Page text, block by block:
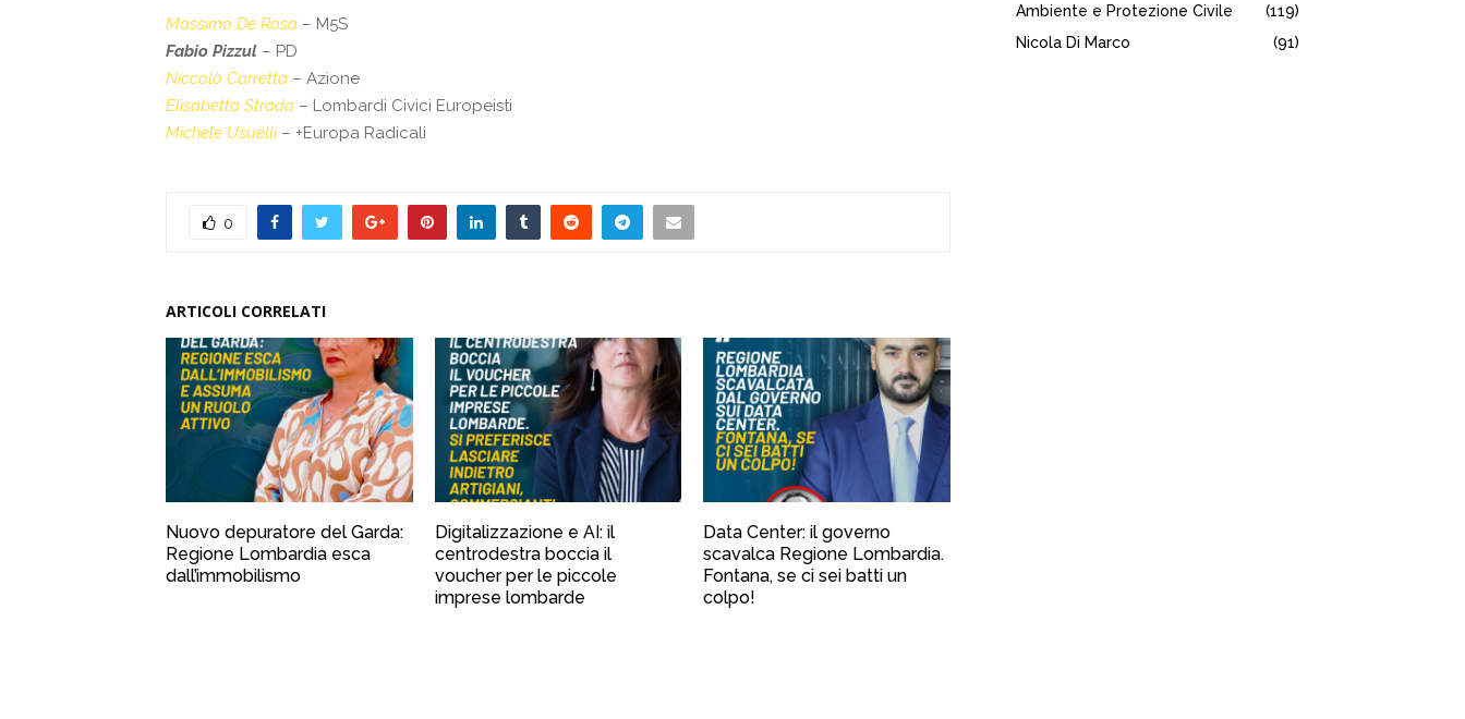
Massimo De Rosa – M5S
Fabio Pizzul – PD
Niccolò Carretta – Azione
Elisabetta Strada – Lombardi Civici Europeisti
Michele Usuelli– +Europa Radicali
0
ARTICOLI CORRELATI
Nuovo depuratore del Garda:
Regione Lombardia esca
dall’immobilismo
Digitalizzazione e AI: il
centrodestra boccia il
voucher per le piccole
imprese lombarde
Data Center: il governo
scavalca Regione Lombardia.
Fontana, se ci sei batti un
colpo!
Ambiente e Protezione Civile
(119)
Nicola Di Marco
(91)